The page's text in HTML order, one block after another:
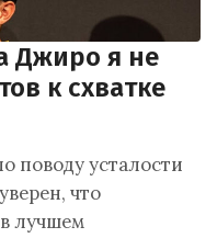
Джиро я не
к схватке
поводу усталости
что
лучшем